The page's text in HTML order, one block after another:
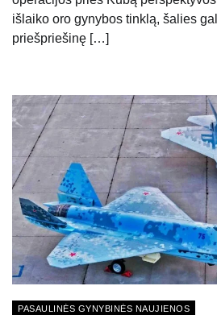
išlaiko oro gynybos tinklą, šalies
priešpriešinę […]
PASAULINĖS GYNYBINĖS NAUJIENOS